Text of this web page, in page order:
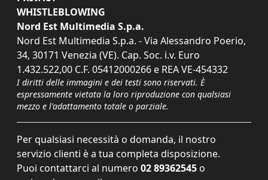
WHISTLEBLOWING
Nord Est Multimedia S.p.a.
Nord Est Multimedia S.p.a. - Via Alessandro Poerio,
34, 30171 Venezia (VE). Cap. Soc. i.v. Euro
1.432.522,00 C.F. 05412000266 e REA VE-454332
I diritti delle immagini e dei testi sono riservati. È
espressamente vietata la loro riproduzione con qualsiasi
mezzo e l'adattamento totale o parziale.
Per qualsiasi necessità o domanda, il nostro
servizio clienti è a tua completa disposizione.
Puoi contattarci al numero 02 89362545 o